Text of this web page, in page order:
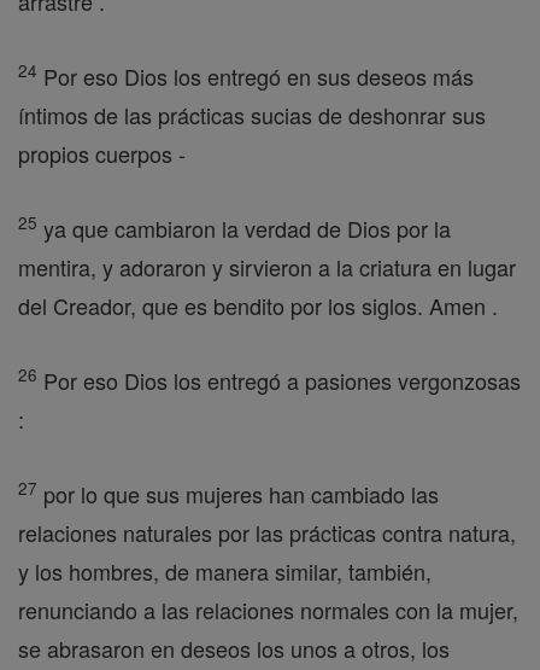
24 Por eso Dios los entregó en sus deseos más
íntimos de las prácticas sucias de deshonrar sus
propios cuerpos -
25 ya que cambiaron la verdad de Dios por la
mentira, y adoraron y sirvieron a la criatura en lugar
del Creador, que es bendito por los siglos. Amen .
26 Por eso Dios los entregó a pasiones vergonzosas
:
27 por lo que sus mujeres han cambiado las
relaciones naturales por las prácticas contra natura,
y los hombres, de manera similar, también,
renunciando a las relaciones normales con la mujer,
se abrasaron en deseos los unos a otros, los